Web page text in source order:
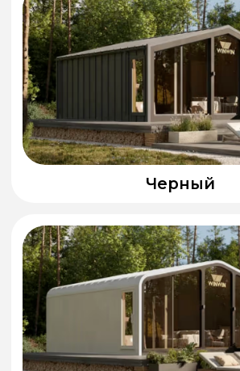
Каркас из фанеры
Прочный и устойчивый к деформации
материал
Утепление
Сохраняет тепло даже в
сильные морозы